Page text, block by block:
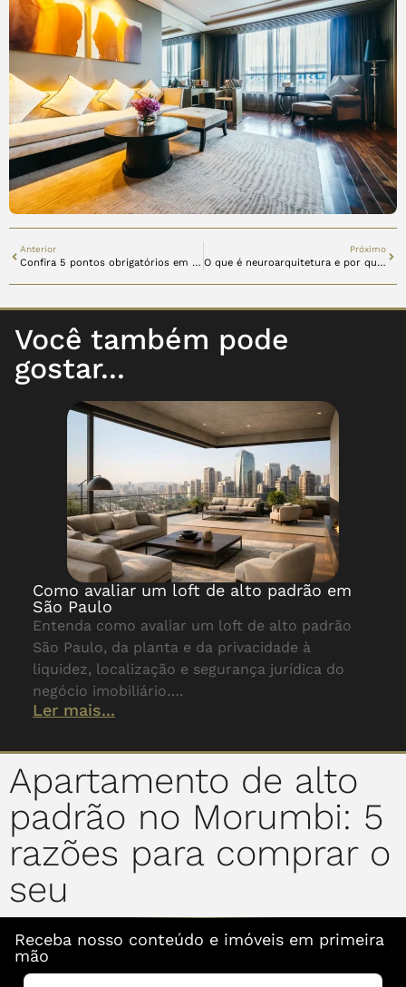
Anterior
Confira 5 pontos obrigatórios em uma casa de alto padrão
Próximo
O que é neuroarquitetura e por que aplicá-la a sua casa?
Você também pode
gostar...
Como avaliar um loft de alto padrão em
São Paulo
Entenda como avaliar um loft de alto padrão
São Paulo, da planta e da privacidade à
liquidez, localização e segurança jurídica do
negócio imobiliário….
Ler mais...
Apartamento de alto
padrão no Morumbi: 5
razões para comprar o
seu
Receba nosso conteúdo e imóveis em primeira
mão